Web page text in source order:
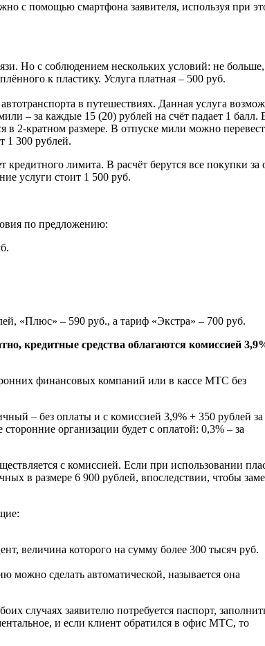
с помощью смартфона заявителя, используя при
Но с соблюдением нескольких условий: не
к пластику. Услуга платная – 500 руб.
в путешествиях. Данная услуга
– за каждые 15 (20) рублей на счёт падает 1 балл.
в 2-кратном размере. В отпуске мили можно
1 300 рублей.
лимита. В расчёт берутся все покупки за
услуги стоит 1 500 руб.
по предложению:
«Плюс» – 590 руб., а тариф «Экстра» – 700 руб.
кредитные средства облагаются комиссией
финансовых компаний или в кассе МТС без
– без оплаты и с комиссией 3,9% + 350 рублей за
организации будет с оплатой: 0,3% – за
с комиссией. Если при использовании
в размере 6 900 рублей, впоследствии, чтобы
величина которого на сумму более 300 тысяч руб.
можно сделать автоматической, называется она
случаях заявителю потребуется паспорт,
и если клиент обратился в офис МТС, то